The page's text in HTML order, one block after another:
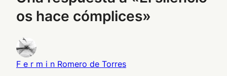
os hace cómplices»
F e r m i n Romero de Torres